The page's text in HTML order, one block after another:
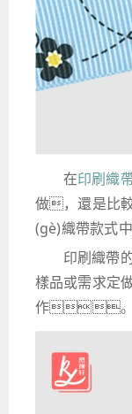
在印刷織
做，還是比
(gè)織帶款式
印刷織帶
樣品或需求定
作。